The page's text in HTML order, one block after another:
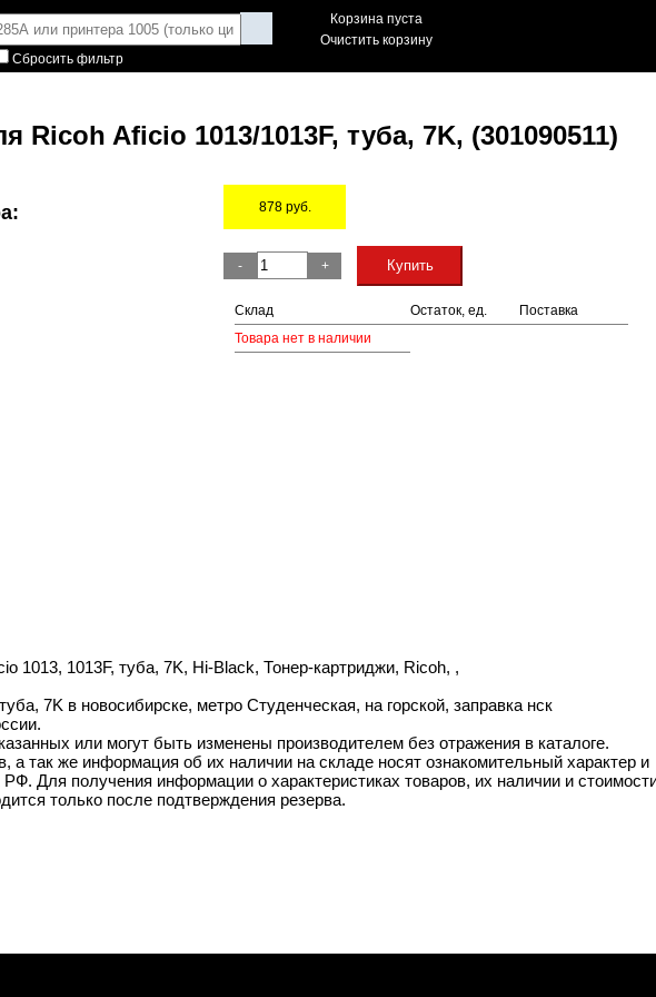
Сбросить фильтр
Корзина пуста
Очистить корзину
Ricoh Aficio 1013/1013F, туба, 7K, (301090511)
878руб.
-
+ Купить
Склад Остаток, ед.
Поставка
Товара нет в наличии
1013, 1013F, туба, 7K, Hi-Black, Тонер-картриджи, Ricoh, ,
7K в новосибирске, метро Студенческая, на горской, заправка нск
или могут быть изменены производителем без отражения в каталоге.
так же информация об их наличии на складе носят ознакомительный характер и
Для получения информации о характеристиках товаров, их наличии и
только после подтверждения резерва.